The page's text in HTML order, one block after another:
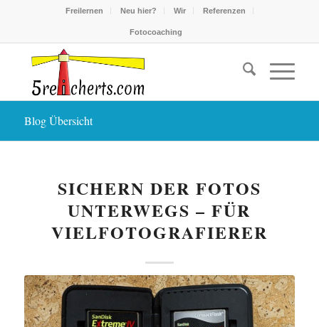
Freilernen Neu hier? Wir Referenzen
Fotocoaching
Blog Übersicht
SICHERN DER FOTOS
UNTERWEGS – FÜR
VIELFOTOGRAFIERER